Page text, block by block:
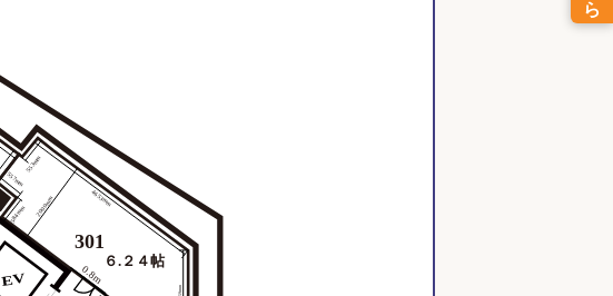
301
６.２４帖
EV
4653mm
2000mm
553mm
584mm
557mm
0.8m